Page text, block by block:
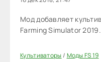
Мод добавляет
Farming Simulator 2019.
Культиваторы/ Моды FS 19